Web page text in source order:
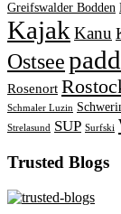
Greifswalder Bodden
Kajak Kanu
Ostsee
Rosenort
Schmaler Luzin
Strelasund SUP Surfski
Trusted Blogs